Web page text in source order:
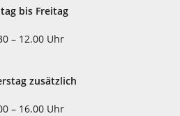
bis Freitag
– 12.00 Uhr
zusätzlich
– 16.00 Uhr